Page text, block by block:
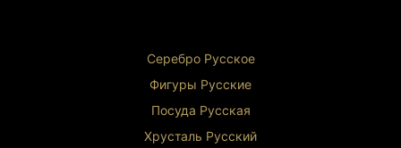
Серебро Русское
Фигуры Русские
Посуда Русская
Хрусталь Русский